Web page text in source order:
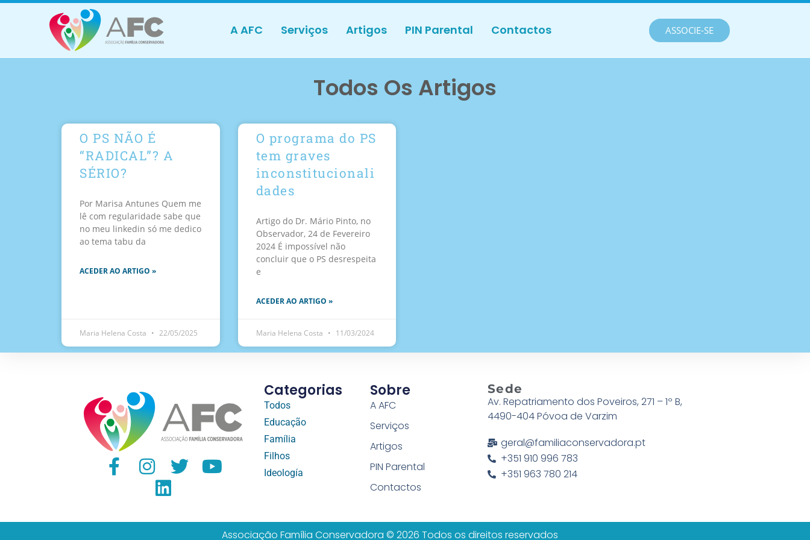
A AFC Serviços Artigos PIN Parental Contactos ASSOCIE-SE
Todos Os Artigos
O PS NÃO É
“RADICAL”? A
SÉRIO?
Por Marisa Antunes Quem me
lê com regularidade sabe que
no meu linkedin só me dedico
ao tema tabu da
ACEDER AO ARTIGO »
Maria Helena Costa 22/05/2025
O programa do PS
tem graves
inconstitucionali
dades
Artigo do Dr. Mário Pinto, no
Observador, 24 de Fevereiro
2024 É impossível não
concluir que o PS desrespeita
e
ACEDER AO ARTIGO »
Maria Helena Costa 11/03/2024
Categorias
Todos
Educação
Família
Filhos
Ideología
Sobre
A AFC
Serviços
Artigos
PIN Parental
Contactos
Sede
Av. Repatriamento dos Poveiros, 271 – 1º B,
4490-404 Póvoa de Varzim
geral@familiaconservadora.pt
+351 910 996 783
+351 963 780 214
Associação Família Conservadora © 2026 Todos os direitos reservados